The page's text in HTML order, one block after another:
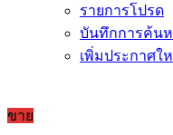
รายการโปรด
บันทึกการค้น
เพิ่มประกาศใ
ขาย